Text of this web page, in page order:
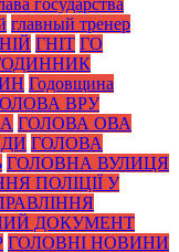
государства
главный тренер
ГНІТ ГО
Годовщина
ВРУ
ГОЛОВА ОВА
ГОЛОВА
ГОЛОВНА ВУЛИЦЯ
ПОЛІЦІЇ У
ДОКУМЕНТ
ГОЛОВНІ НОВИНИ